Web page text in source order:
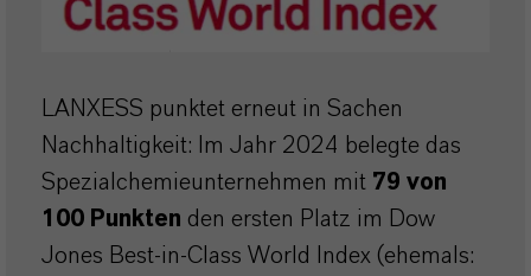
LANXESS punktet erneut in Sachen
Nachhaltigkeit: Im Jahr 2024 belegte das
Spezialchemieunternehmen mit 79 von
100 Punkten den ersten Platz im Dow
Jones Best-in-Class World Index (ehemals: